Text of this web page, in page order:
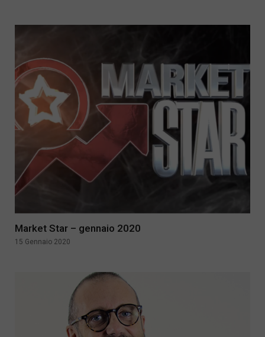
Market Star – gennaio 2020
15 Gennaio 2020